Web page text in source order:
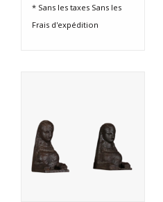
* Sans les taxes Sans les
Frais d'expédition